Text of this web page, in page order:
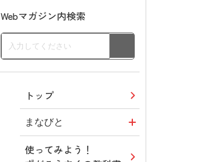
Webマガジン内検索
トップ
まなびと
図画工作・美術
使ってみよう！